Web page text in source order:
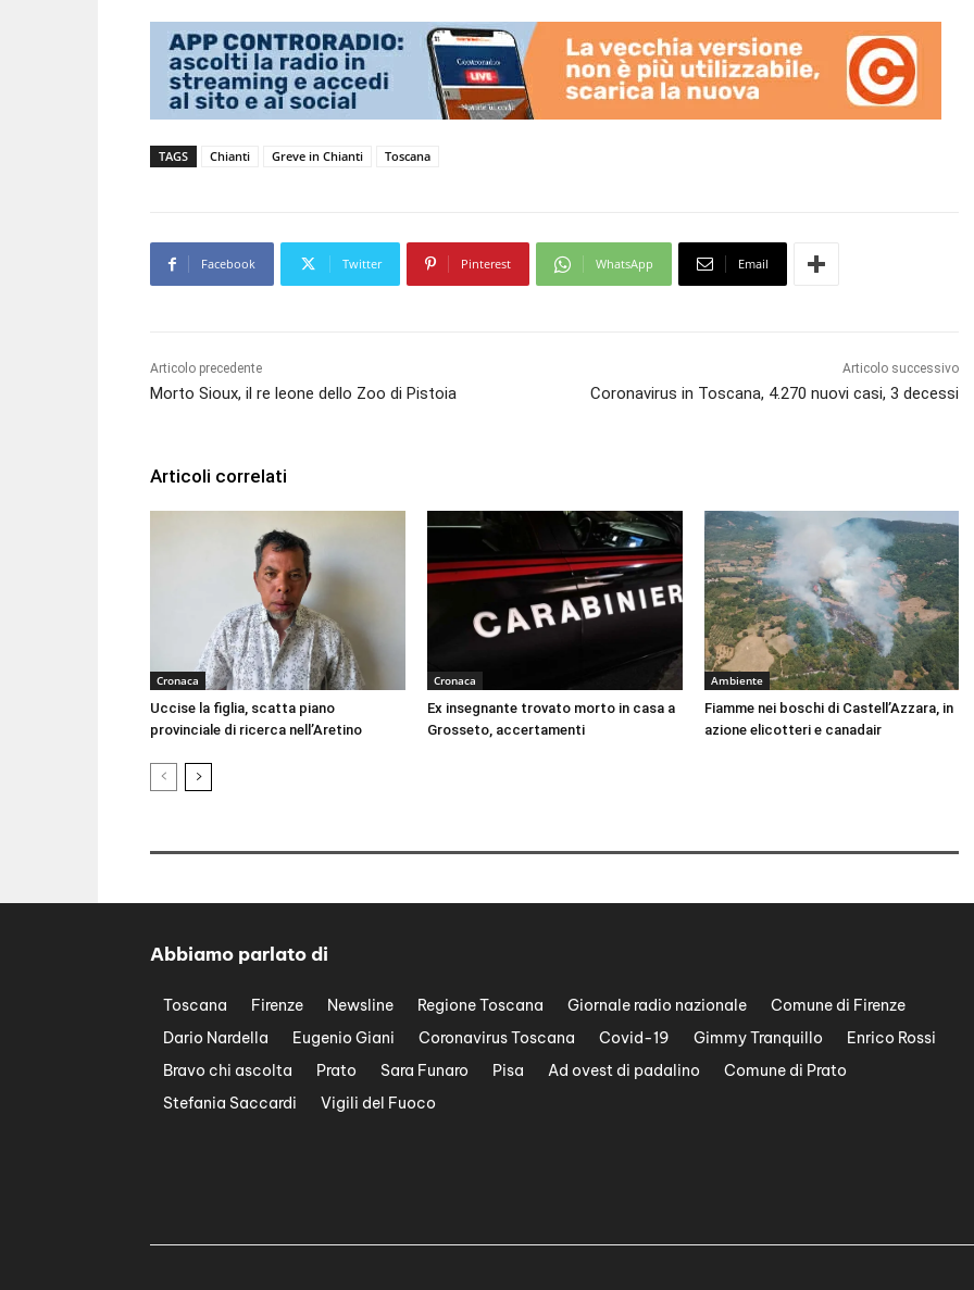
TAGS Chianti Greve in Chianti Toscana
Facebook Twitter Pinterest WhatsApp Email
Articolo precedente
Morto Sioux, il re leone dello Zoo di Pistoia
Articolo successivo
Coronavirus in Toscana, 4.270 nuovi casi, 3 decessi
Articoli correlati
Cronaca
Uccise la figlia, scatta piano
provinciale di ricerca nell’Aretino
Cronaca
Ex insegnante trovato morto in casa a
Grosseto, accertamenti
Ambiente
Fiamme nei boschi di Castell’Azzara, in
azione elicotteri e canadair
Abbiamo parlato di
Toscana Firenze Newsline Regione Toscana Giornale radio nazionale
Comune di Firenze
Dario Nardella
Eugenio Giani Coronavirus Toscana Covid-19 Gimmy Tranquillo
Enrico Rossi
Bravo chi ascolta
Prato Sara Funaro Pisa Ad ovest di padalino
Comune di Prato
Stefania Saccardi
Vigili del Fuoco